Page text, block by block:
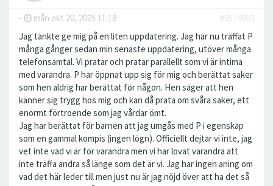
- mån okt 20, 2025 11:18
#9574950
Jag tänkte ge mig på en liten uppdatering. Jag har nu träffat P
många gånger sedan min senaste uppdatering, utöver många
telefonsamtal. Vi pratar och pratar parallellt som vi är intima
med varandra. P har öppnat upp sig för mig och berättat saker
som hen aldrig har berättat för någon. Hen säger att hen
känner sig trygg hos mig och kan då prata om svåra saker, ett
enormt förtroende som jag vårdar ömt.
Jag har berättat för barnen att jag umgås med P i egenskap
som en gammal kompis (ingen lögn). Officiellt dejtar vi inte, jag
vet inte vad vi är för varandra men vi har lovat varandra att
inte träffa andra så länge som det är vi. Jag har ingen aning om
vad det här leder till men just nu är jag nöjd över att ha det så